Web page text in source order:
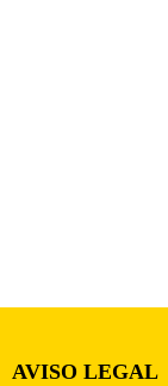
AVISO LEGAL